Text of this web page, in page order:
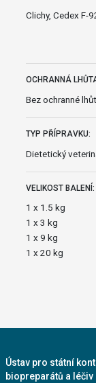
Clichy, Cedex F-
OCHRANNÁ
Bez ochranné
TYP PŘÍPRAVKU:
Dietetický
VELIKOST BALENÍ:
1 x 1.5 kg
1 x 3 kg
1 x 9 kg
1 x 20 kg
Ústav pro státní
biopreparátů a léčiv